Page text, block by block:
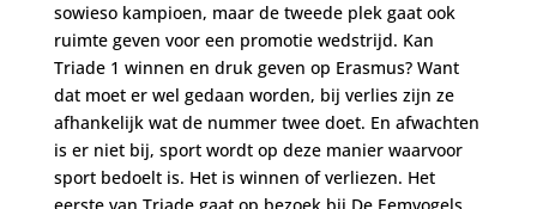
sowieso kampioen, maar de tweede plek gaat ook
ruimte geven voor een promotie wedstrijd. Kan
Triade 1 winnen en druk geven op Erasmus? Want
dat moet er wel gedaan worden, bij verlies zijn ze
afhankelijk wat de nummer twee doet. En afwachten
is er niet bij, sport wordt op deze manier waarvoor
sport bedoelt is. Het is winnen of verliezen. Het